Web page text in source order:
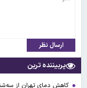
ارسال نظر
پربیننده ترین
کاهش دمای تهران از